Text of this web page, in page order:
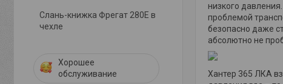
низкого
проблемой
безопасно даже
абсолютно не
Хантер 365 ЛКА
Слань-книжка Фрегат 280E в
чехле
Хорошее
обслуживание